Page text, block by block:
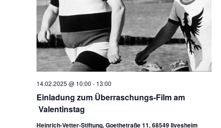
Einladung zum Überraschungs-Film am
Valentinstag
14.02.2025 @ 10:00 - 13:00
Heinrich-Vetter-Stiftung, Goethetraße 11, 68549 Ilvesheim